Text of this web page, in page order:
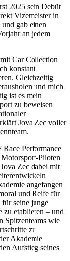
2025 sein Debüt
Vizemeister in
gab einen
an jedem
Car Collection
konstant
Gleichzeitig
und mich
ist es mein
zu beweisen
Jova Zec voller
Performance
Piloten
Zec dabei mit
angefangen
und Reife für
seine junge
zu etablieren – und
Spitzenteams wie
zu
Akademie
Aufstieg seines